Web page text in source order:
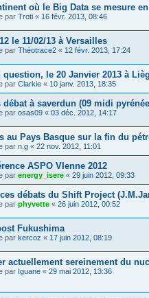
où le Big Data se mesure
par Troti « 16 févr. 2013, 08:46
le 11/02/13 à Versailles
par Théotrace2 « 12 févr. 2013, 17:24
question, le 20 Janvier 2013 à
par Clarkie « 10 janv. 2013, 18:35
à saverdun (09 midi
par osas09 « 03 déc. 2012, 14:17
au Pays Basque sur la fin du
par n.g « 22 nov. 2012, 11:01
ASPO VIenne 2012
par energy_isere « 29 juin 2012, 09:33
débats du Shift Project
par phyvette « 26 juin 2012, 00:52
Fukushima
par kercoz « 17 juin 2012, 08:19
actuellement sereinement du
par Iguane « 29 mai 2012, 13:36